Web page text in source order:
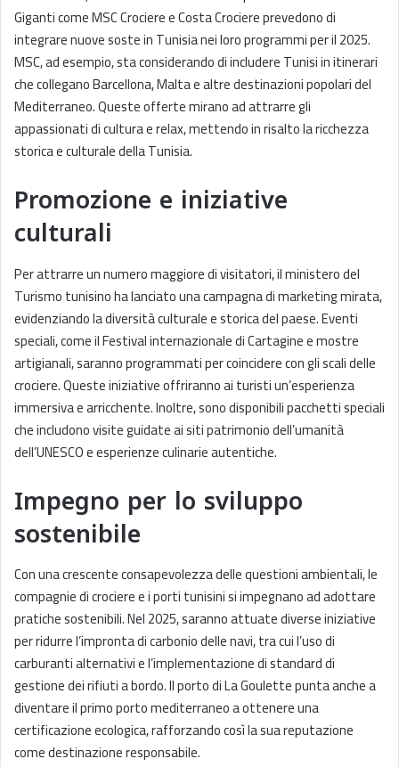
Giganti come MSC Crociere e Costa Crociere prevedono di
integrare nuove soste in Tunisia nei loro programmi per il 2025.
MSC, ad esempio, sta considerando di includere Tunisi in itinerari
che collegano Barcellona, Malta e altre destinazioni popolari del
Mediterraneo. Queste offerte mirano ad attrarre gli
appassionati di cultura e relax, mettendo in risalto la ricchezza
storica e culturale della Tunisia.
Promozione e iniziative
culturali
Per attrarre un numero maggiore di visitatori, il ministero del
Turismo tunisino ha lanciato una campagna di marketing mirata,
evidenziando la diversità culturale e storica del paese. Eventi
speciali, come il Festival internazionale di Cartagine e mostre
artigianali, saranno programmati per coincidere con gli scali delle
crociere. Queste iniziative offriranno ai turisti un’esperienza
immersiva e arricchente. Inoltre, sono disponibili pacchetti speciali
che includono visite guidate ai siti patrimonio dell’umanità
dell’UNESCO e esperienze culinarie autentiche.
Impegno per lo sviluppo
sostenibile
Con una crescente consapevolezza delle questioni ambientali, le
compagnie di crociere e i porti tunisini si impegnano ad adottare
pratiche sostenibili. Nel 2025, saranno attuate diverse iniziative
per ridurre l’impronta di carbonio delle navi, tra cui l’uso di
carburanti alternativi e l’implementazione di standard di
gestione dei rifiuti a bordo. Il porto di La Goulette punta anche a
diventare il primo porto mediterraneo a ottenere una
certificazione ecologica, rafforzando così la sua reputazione
come destinazione responsabile.